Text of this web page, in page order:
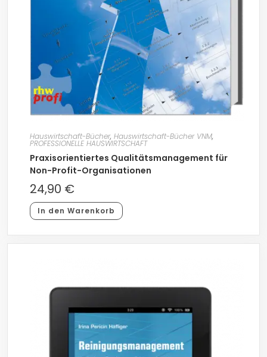
Hauswirtschaft-Bücher, Hauswirtschaft-Bücher VNM,
PROFESSIONELLE HAUSWIRTSCHAFT
Praxisorientiertes Qualitätsmanagement für
Non-Profit-Organisationen
24,90 €
In den Warenkorb